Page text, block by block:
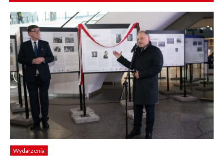
Wydarzenia